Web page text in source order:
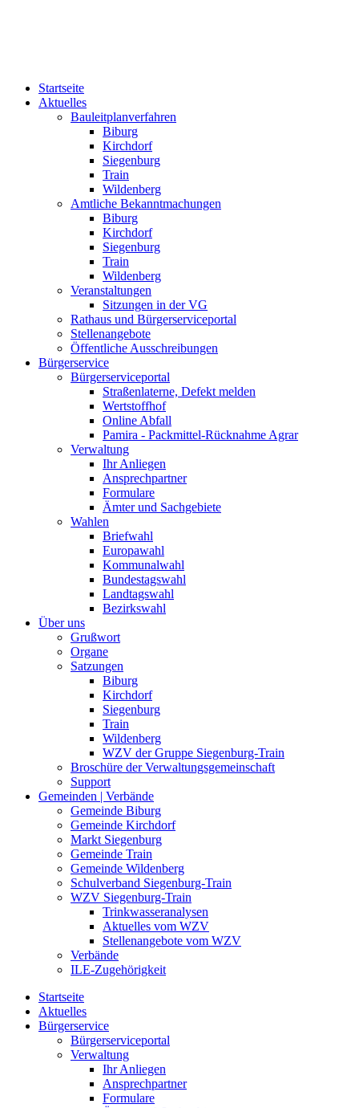
Startseite
Aktuelles
Bauleitplanverfahren
Biburg
Kirchdorf
Siegenburg
Train
Wildenberg
Amtliche Bekanntmachungen
Biburg
Kirchdorf
Siegenburg
Train
Wildenberg
Veranstaltungen
Sitzungen in der VG
Rathaus und Bürgerserviceportal
Stellenangebote
Öffentliche Ausschreibungen
Bürgerservice
Bürgerserviceportal
Straßenlaterne, Defekt melden
Wertstoffhof
Online Abfall
Pamira - Packmittel-Rücknahme Agrar
Verwaltung
Ihr Anliegen
Ansprechpartner
Formulare
Ämter und Sachgebiete
Wahlen
Briefwahl
Europawahl
Kommunalwahl
Bundestagswahl
Landtagswahl
Bezirkswahl
Über uns
Grußwort
Organe
Satzungen
Biburg
Kirchdorf
Siegenburg
Train
Wildenberg
WZV der Gruppe Siegenburg-Train
Broschüre der Verwaltungsgemeinschaft
Support
Gemeinden | Verbände
Gemeinde Biburg
Gemeinde Kirchdorf
Markt Siegenburg
Gemeinde Train
Gemeinde Wildenberg
Schulverband Siegenburg-Train
WZV Siegenburg-Train
Trinkwasseranalysen
Aktuelles vom WZV
Stellenangebote vom WZV
Verbände
ILE-Zugehörigkeit
Startseite
Aktuelles
Bürgerservice
Bürgerserviceportal
Verwaltung
Ihr Anliegen
Ansprechpartner
Formulare